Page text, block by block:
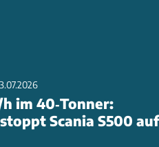
DNA aus dem Motorsport.
auf fünf CNC-
Nordschleife
Komponenten das
im 40‑Tonner:
Scania S500 auf